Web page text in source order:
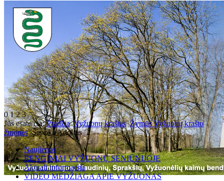
0123
Jūs esate čia:Pradžia Vyžuonų kraštas Žymūs Vyžuonų krašto
žmonės Šapoka Adolfas
Naujienos
RENGINIAI VYŽUONŲ SENIŪNIJOJE
Aktuali informacija
VIDEO MEDŽIAGA APIE VYŽUONAS